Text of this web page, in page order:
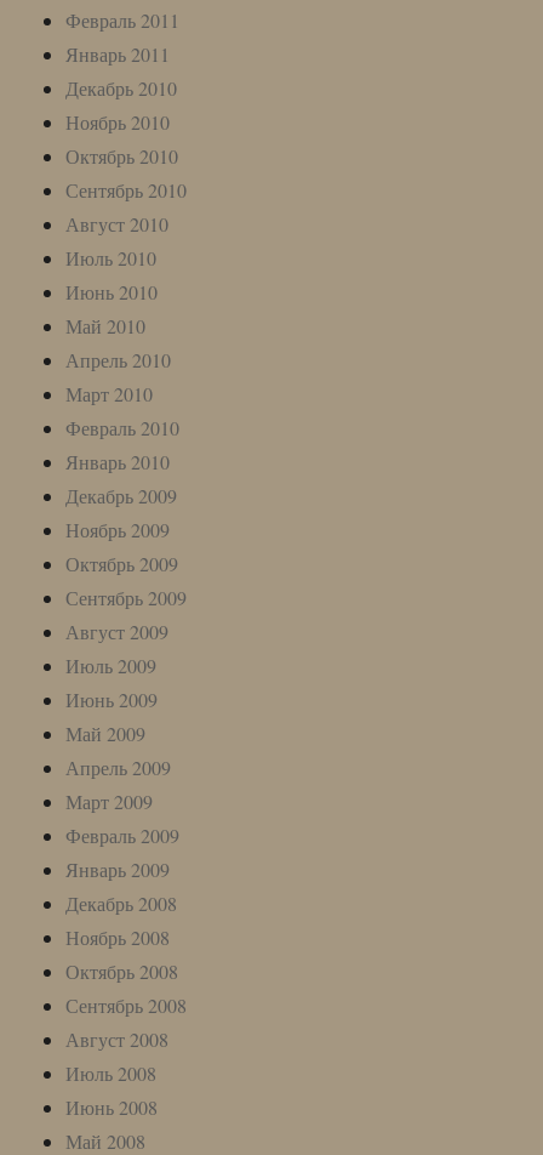
Февраль 2011
Январь 2011
Декабрь 2010
Ноябрь 2010
Октябрь 2010
Сентябрь 2010
Август 2010
Июль 2010
Июнь 2010
Май 2010
Апрель 2010
Март 2010
Февраль 2010
Январь 2010
Декабрь 2009
Ноябрь 2009
Октябрь 2009
Сентябрь 2009
Август 2009
Июль 2009
Июнь 2009
Май 2009
Апрель 2009
Март 2009
Февраль 2009
Январь 2009
Декабрь 2008
Ноябрь 2008
Октябрь 2008
Сентябрь 2008
Август 2008
Июль 2008
Июнь 2008
Май 2008